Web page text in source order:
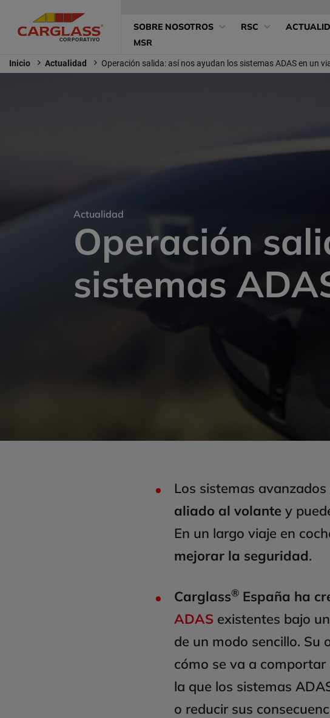
contenido
Menú
Superior
pequeño
Main
navigation
SOBRE NOSOTROS RSC
MSR
Inicio Actualidad Operación salida: así nos ayudan los sistemas ADAS en un
Actualidad
Operación
sistemas
Los sistemas
aliado al volante y
En un largo viaje en
mejorar la seguridad.
Carglass® España ha
ADAS existentes bajo
de un modo sencillo. Su
cómo se va a
la que los sistemas
o reducir sus